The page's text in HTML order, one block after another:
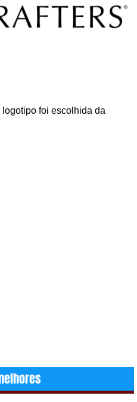
foi escolhida da